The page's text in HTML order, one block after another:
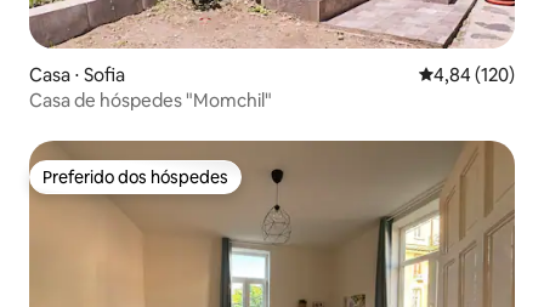
Casa ⋅ Sofia 4,84 de uma
4,84 (120)
Casa de hóspedes "Momchil"
Preferido dos hóspedes
Preferido dos hóspedes